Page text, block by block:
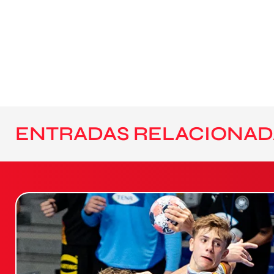
ENTRADAS